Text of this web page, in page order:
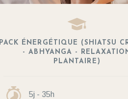
PACK ÉNERGÉTIQUE (SHIATSU
- ABHYANGA -
PLANTAIRE)
5j - 35h